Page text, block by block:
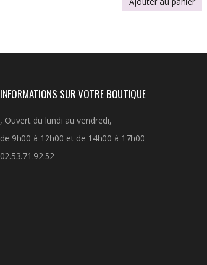
INFORMATIONS SUR VOTRE BOUTIQUE
, Ouvert du lundi au vendredi,
de 9h00 à 12h00 et de 14h00 à 17h00
02.53.71.92.52